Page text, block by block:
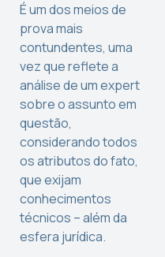
É um dos meios de
prova mais
contundentes, uma
vez que reflete a
análise de um expert
sobre o assunto em
questão,
considerando todos
os atributos do fato,
que exijam
conhecimentos
técnicos – além da
esfera jurídica.